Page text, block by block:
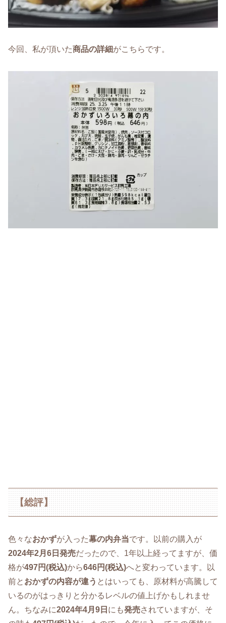
今回、私が頂いた商品の詳細がこちらです。
【総評】
色々なおかずが入った幕の内弁当です。以前の購入が
2024年2月6日発売だったので、1年以上経ってますが、価
格が497円(税込)から646円(税込)へと変わっています。以
前と おかずの内容が違う とはいっても、原材料が高騰して
いるのがはっきりと分かるレベルの値上げかもしれませ
ん。ちなみに2024年4月9日 にも発売されていますが、そ